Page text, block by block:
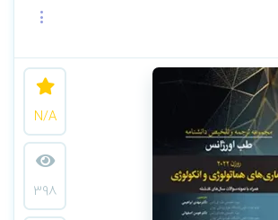
N/A
398